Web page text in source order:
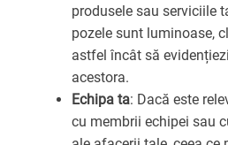
produsele sau serviciile
pozele sunt luminoase,
astfel încât să
acestora.
Echipa ta: Dacă este
cu membrii echipei sau